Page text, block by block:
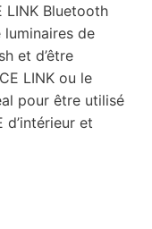
LINK Bluetooth
de
et d’être
LINK ou le
pour être utilisé
d’intérieur et